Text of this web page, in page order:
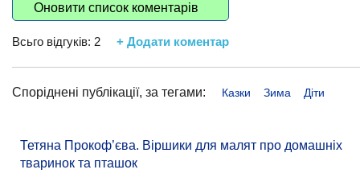
Оновити список коментарів
Всьго відгуків: 2 + Додати коментар
Споріднені публікації, за тегами: Казки Зима Діти
Тетяна Прокоф’єва. Віршики для малят про домашніх
тваринок та пташок